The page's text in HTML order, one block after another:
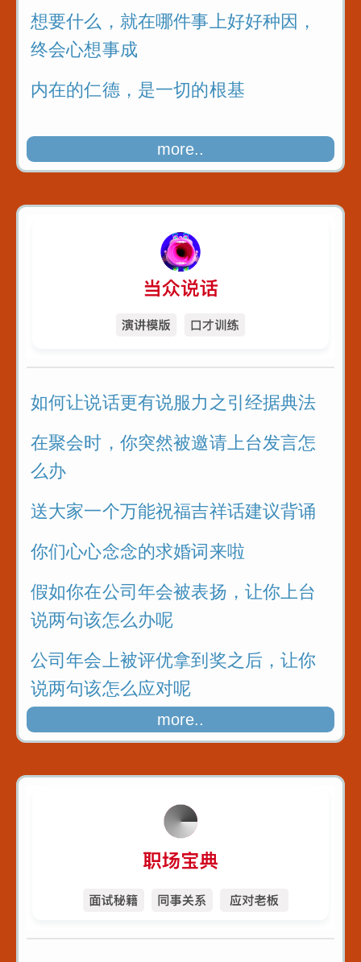
想要什么，就在哪件事上好好种因，
终会心想事成
内在的仁德，是一切的根基
more..
如何让说话更有说服力之引经据典法
在聚会时，你突然被邀请上台发言怎
么办
送大家一个万能祝福吉祥话建议背诵
你们心心念念的求婚词来啦
假如你在公司年会被表扬，让你上台
说两句该怎么办呢
公司年会上被评优拿到奖之后，让你
说两句该怎么应对呢
more..